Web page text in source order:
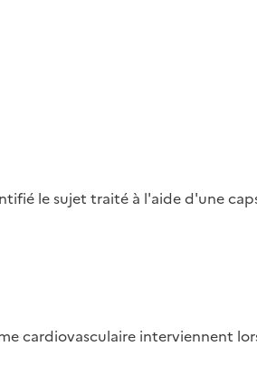
le sujet traité à l'aide d'une
cardiovasculaire interviennent